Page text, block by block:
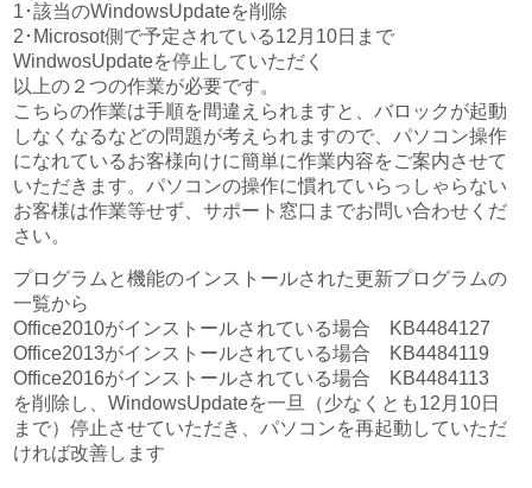
1･該当のWindowsUpdateを削除
2･Microsot側で予定されている12月10日まで
WindwosUpdateを停止していただく
以上の２つの作業が必要です。
こちらの作業は手順を間違えられますと、バロックが起動
しなくなるなどの問題が考えられますので、パソコン操作
になれているお客様向けに簡単に作業内容をご案内させて
いただきます。パソコンの操作に慣れていらっしゃらない
お客様は作業等せず、サポート窓口までお問い合わせくだ
さい。
プログラムと機能のインストールされた更新プログラムの
一覧から
Office2010がインストールされている場合 KB4484127
Office2013がインストールされている場合 KB4484119
Office2016がインストールされている場合 KB4484113
を削除し、WindowsUpdateを一旦（少なくとも12月10日
まで）停止させていただき、パソコンを再起動していただ
ければ改善します